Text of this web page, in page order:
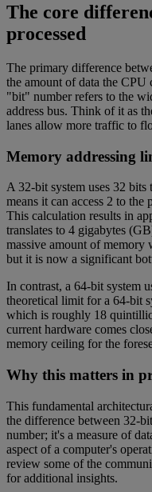
The core
processed
The primary difference
the amount of data the CPU
"bit" number refers to the
address bus. Think of it as
lanes allow more traffic to
Memory addressing
A 32-bit system uses 32 bits
means it can access 2 to the
This calculation results in
translates to 4 gigabytes
massive amount of memory
but it is now a significant
In contrast, a 64-bit system
theoretical limit for a 64-bit
which is roughly 18
current hardware comes
memory ceiling for the
Why this matters in
This fundamental
the difference between 32-
number; it's a measure of
aspect of a computer's
review some of the
for additional insights.